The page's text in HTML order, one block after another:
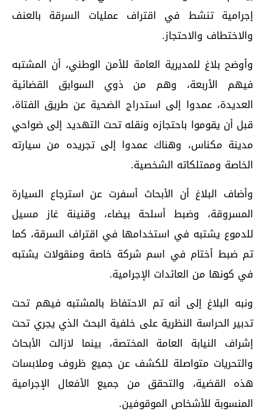
إجرامية تنشط في اقتراف عمليات السرقة بالعنف
والاختطاف والاحتجاز.
وأوضح بلاغ للمديرية العامة للأمن الوطني، أن المشتبه
فيهم الأربعة، وهم من ذوي السوابق القضائية
العديدة، عمدوا إلى استدراج الضحية عن طريق الفتاة،
قبل أن يقوموا باحتجازه ونقله تحت التهديد إلى ضواحي
مدينة مكناس، وهناك عمدوا إلى تجريده من سيارته
الخاصة وممتلكاته الشخصية.
وأضاف البلاغ أن الأبحاث أسفرت عن استرجاع السيارة
المسروقة، وضبط أسلحة بيضاء، وقنينة غاز مسيل
للدموع يشتبه في استخدامها في اقتراف السرقة، كما
تم ضبط أختام في اسم شركة خاصة ومنقولات يشتبه
في كونها من العائدات الإجرامية.
ونبه البلاغ إلى أنه تم الاحتفاظ بالمشتبه فيهم تحت
تدبير الحراسة النظرية على خلفية البحث الذي يجري تحت
إشراف النيابة العامة المختصة، بينما لازالت الأبحاث
والتحريات متواصلة للكشف عن جميع ظروف وملابسات
هذه القضية، والتحقق من جميع الأفعال الإجرامية
المنسوبة للأشخاص الموقوفين.